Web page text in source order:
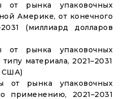
от рынка упаковочных
Америке, от конечного
(миллиард долларов
от рынка упаковочных
материала, 2021–2031
США)
от рынка упаковочных
применению, 2021–2031